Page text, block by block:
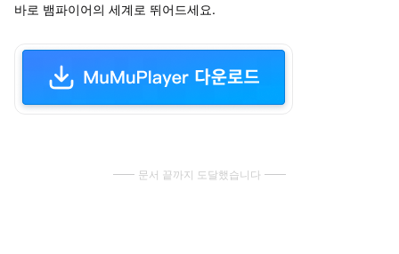
바로 뱀파이어의 세계로 뛰어드세요.
문서 끝까지 도달했습니다